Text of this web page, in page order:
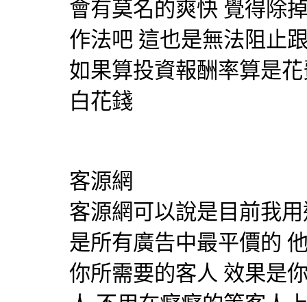
會有莫名的爽快 覺得除
作法吧 這也是無法阻止
如果算投資報酬率算是
白花錢
客源網
客源網可以說是目前我
是所有廣告中最平價的
你所需要的客人 效果是